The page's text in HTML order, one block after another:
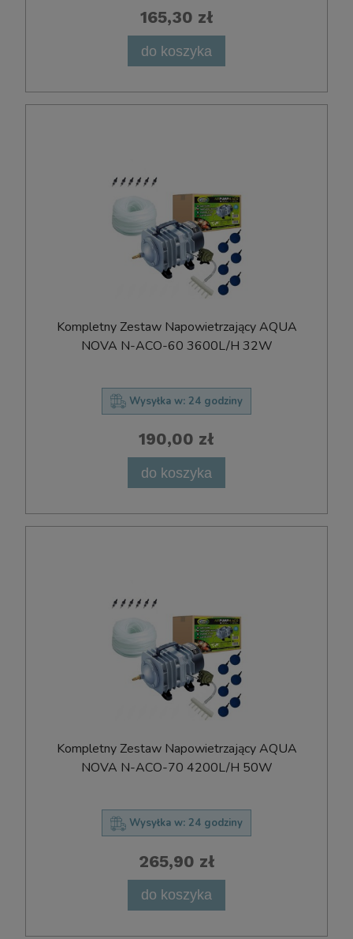
165,30 zł
do koszyka
Kompletny Zestaw Napowietrzający AQUA
NOVA N-ACO-60 3600L/H 32W
Wysyłka w: 24 godziny
190,00 zł
do koszyka
Kompletny Zestaw Napowietrzający AQUA
NOVA N-ACO-70 4200L/H 50W
Wysyłka w: 24 godziny
265,90 zł
do koszyka